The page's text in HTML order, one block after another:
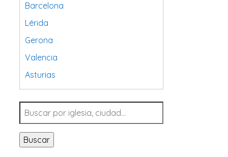
Barcelona
Lérida
Gerona
Valencia
Asturias
Tarragona
Navarra
Valladolid
Sevilla
Buscar